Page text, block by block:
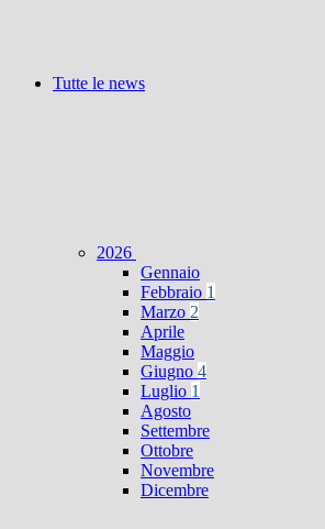
Tutte le news
2026
Gennaio
Febbraio 1
Marzo 2
Aprile
Maggio
Giugno 4
Luglio 1
Agosto
Settembre
Ottobre
Novembre
Dicembre